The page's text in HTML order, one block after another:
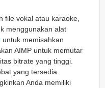
file vokal atau karaoke,
menggunakan alat
untuk memisahkan
AIMP untuk memutar
bitrate yang tinggi.
yang tersedia
Anda memiliki